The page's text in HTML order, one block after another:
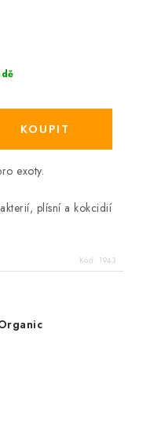
exoty.
plísní a kokcidií
Kód: 1943